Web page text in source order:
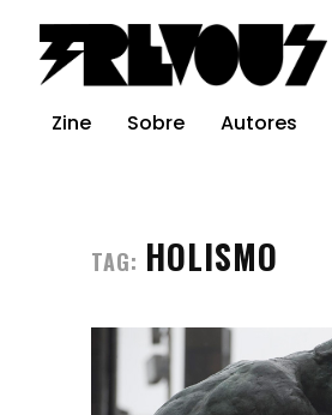
Zine Sobre Autores
TAG: HOLISMO